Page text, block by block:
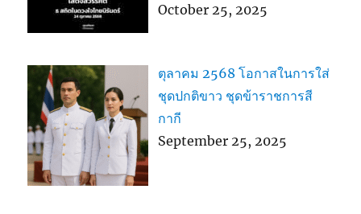
October 25, 2025
ตุลาคม 2568 โอกาสในการใส่
ชุดปกติขาว ชุดข้าราชการสี
กากี
September 25, 2025